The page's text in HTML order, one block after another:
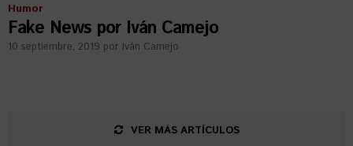
Humor
Fake News por Iván Camejo
10 septiembre, 2019 por Iván Camejo
VER MÁS ARTÍCULOS